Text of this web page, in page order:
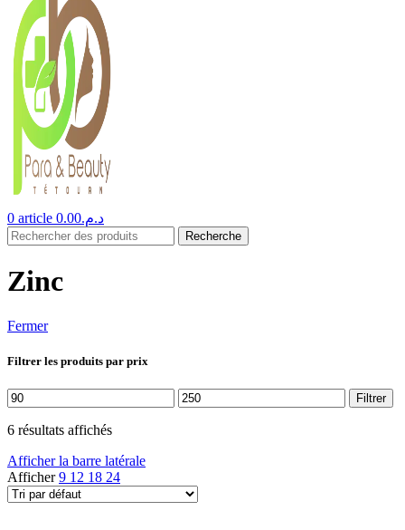
0 article د.م.0.00
Recherche
Zinc
Fermer
Filtrer les produits par prix
Prix
min
Prix
max
Filtrer
6 résultats affichés
Afficher la barre latérale
Afficher9 12 18 24